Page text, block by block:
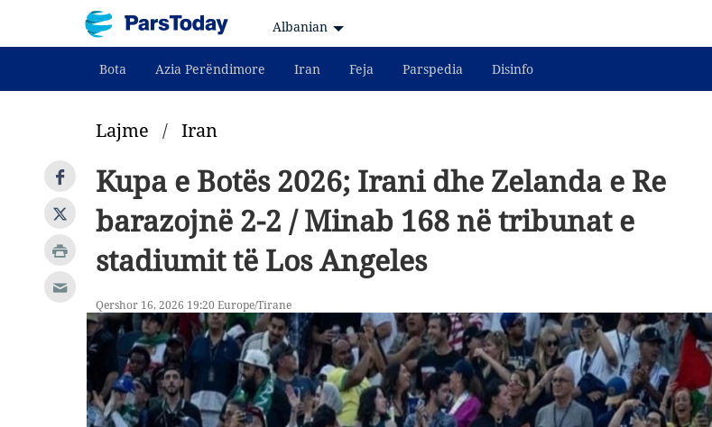
Albanian
Bota Azia Perëndimore Iran Feja Parspedia Disinfo
Lajme / Iran
Kupa e Botës 2026; Irani dhe Zelanda e Re
barazojnë 2-2 / Minab 168 në tribunat e
stadiumit të Los Angeles
Qershor 16, 2026 19:20 Europe/Tirane